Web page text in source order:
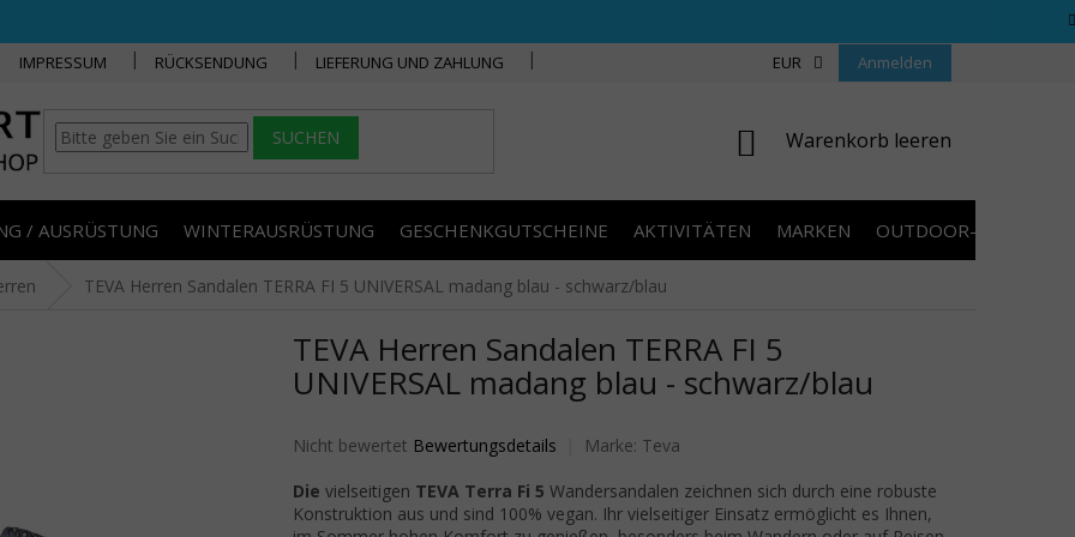
IMPRESSUM RÜCKSENDUNG LIEFERUNG UND ZAHLUNG ÜBER UNS COOKIES
EUR Anmelden
SUCHEN WARENKORB
Warenkorb leeren
/ AUSRÜSTUNG WINTERAUSRÜSTUNG GESCHENKGUTSCHEINE AKTIVITÄTEN MARKEN OUTDOOR-
TEVA Herren Sandalen TERRA FI 5 UNIVERSAL madang blau - schwarz/blau
TEVA Herren Sandalen TERRA FI 5
UNIVERSAL madang blau - schwarz/blau
Die durchschnittliche Produktbewertung ist 0,0 von 5 Sternen.
Nicht bewertet Bewertungsdetails Marke: Teva
Die vielseitigen TEVA Terra Fi 5 Wandersandalen zeichnen sich durch eine robuste
Konstruktion aus und sind 100% vegan. Ihr vielseitiger Einsatz ermöglicht es Ihnen,